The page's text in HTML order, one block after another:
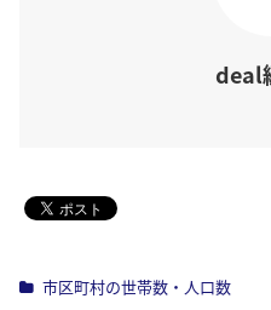
deal
市区町村の世帯数・人口数